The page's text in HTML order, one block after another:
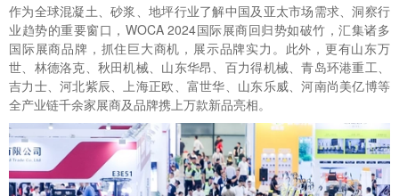
作为全球混凝土、砂浆、地坪行业了解中国及亚太市场需求、洞察行
业趋势的重要窗口，WOCA 2024国际展商回归势如破竹，汇集诸多
国际展商品牌，抓住巨大商机，展示品牌实力。此外，更有山东万
世、林德洛克、秋田机械、山东华昂、百力得机械、青岛环港重工、
吉力士、河北紫辰、上海正欧、富世华、山东乐威、河南尚美亿博等
全产业链千余家展商及品牌携上万款新品亮相。